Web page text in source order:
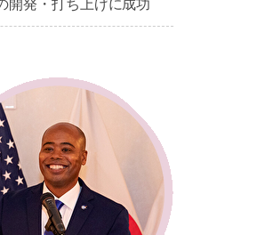
開発・打ち上げに成功